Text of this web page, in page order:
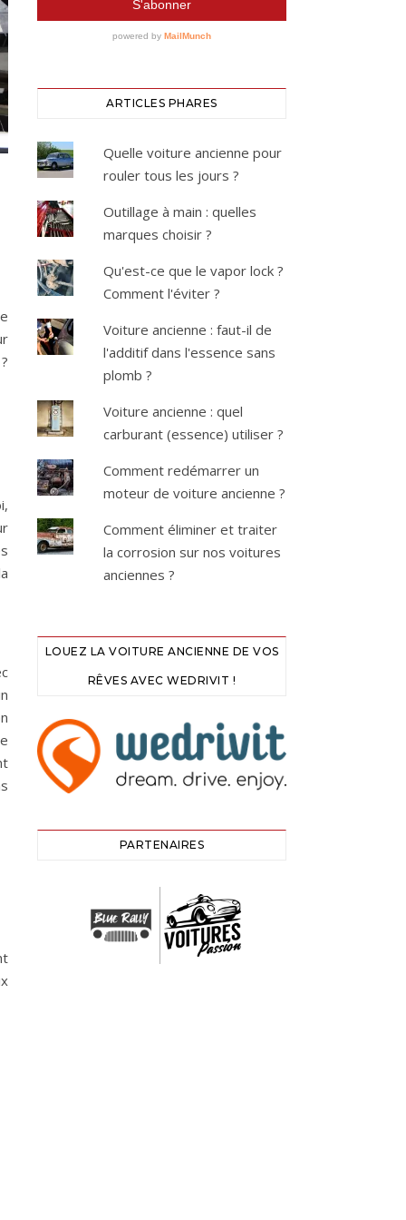
ARTICLES PHARES
Quelle voiture ancienne pour
rouler tous les jours ?
Outillage à main : quelles
marques choisir ?
Qu'est-ce que le vapor lock ?
Comment l'éviter ?
Voiture ancienne : faut-il de
l'additif dans l'essence sans
plomb ?
Voiture ancienne : quel
carburant (essence) utiliser ?
Comment redémarrer un
moteur de voiture ancienne ?
Comment éliminer et traiter
la corrosion sur nos voitures
anciennes ?
LOUEZ LA VOITURE ANCIENNE DE VOS
RÊVES AVEC WEDRIVIT !
PARTENAIRES